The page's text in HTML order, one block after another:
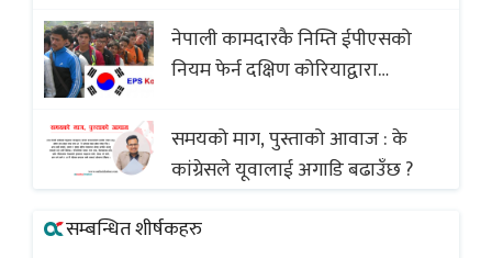
(भिडियो)
नेपाली कामदारकै निम्ति ईपीएसको
नियम फेर्न दक्षिण कोरियाद्वारा
समयको माग, पुस्ताको आवाज : के
कांग्रेसले यूवालाई अगाडि बढाउँछ ?
सम्बन्धित शीर्षकहरु